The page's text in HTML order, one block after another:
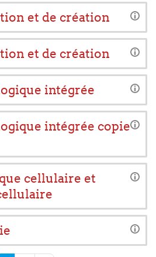
et de création
et de création
intégrée
intégrée copie
cellulaire et